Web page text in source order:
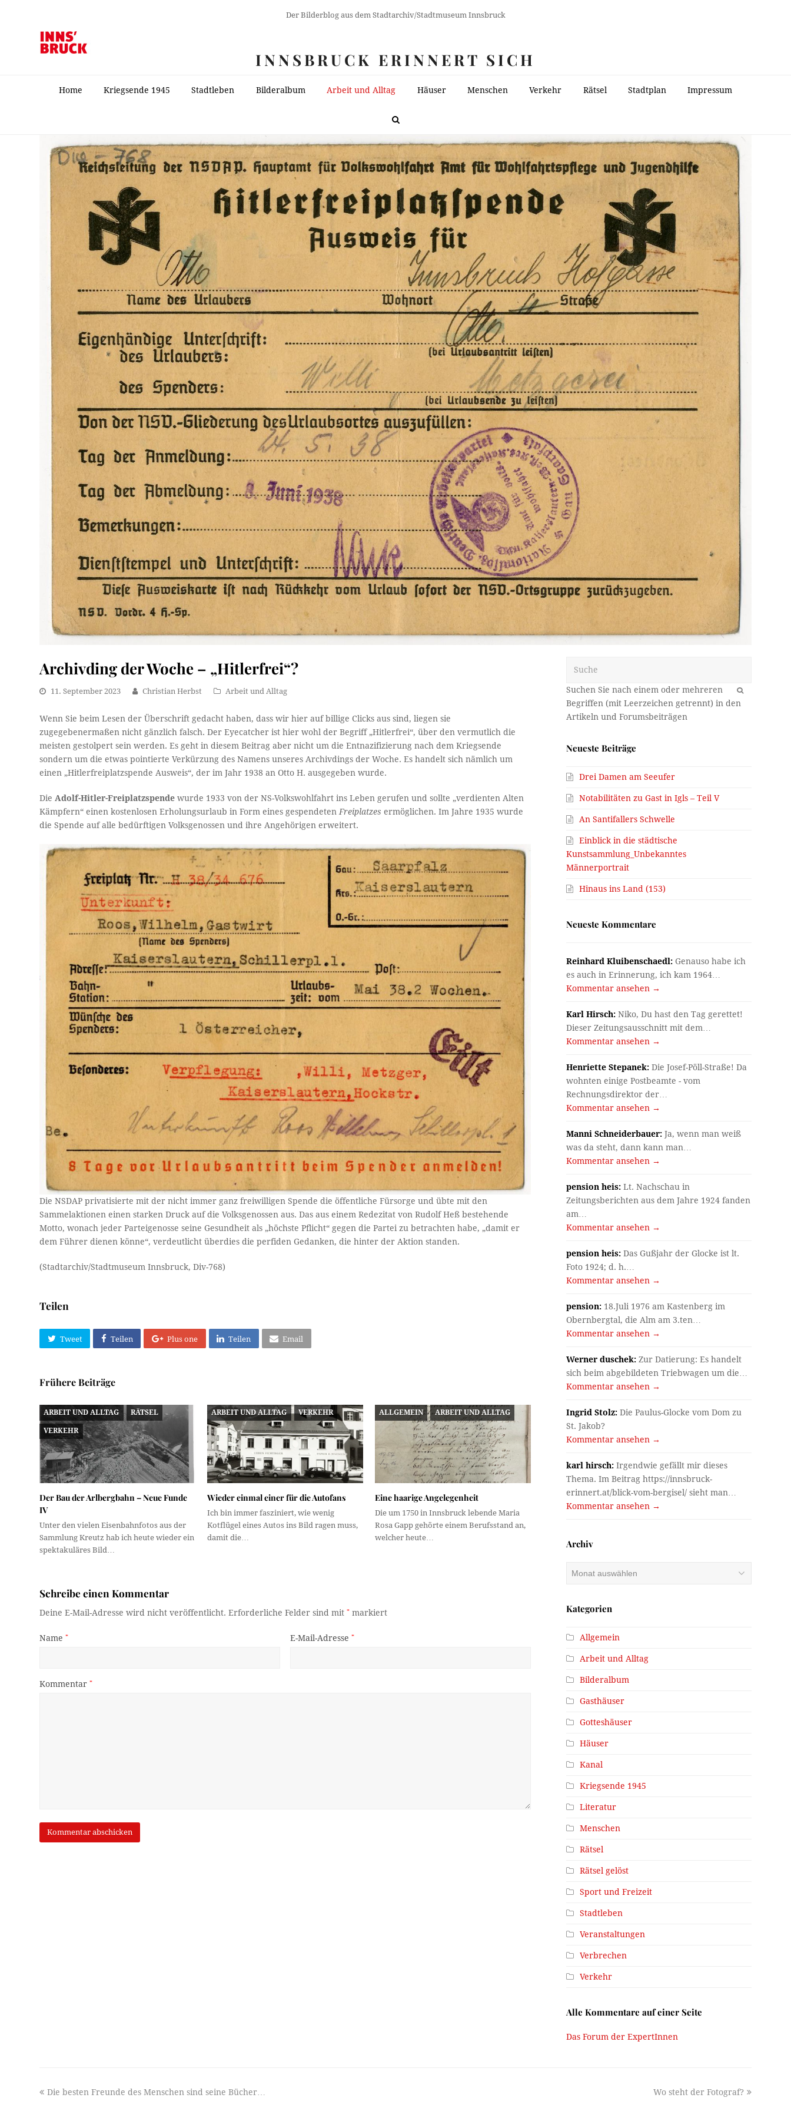
Der Bilderblog aus dem Stadtarchiv/Stadtmuseum Innsbruck
INNSBRUCK ERINNERT SICH
Home Kriegsende 1945 Stadtleben Bilderalbum Arbeit und Alltag Häuser Menschen Verkehr Rätsel Stadtplan Impressum
Archivding der Woche – „Hitlerfrei“?
11. September 2023 Christian Herbst Arbeit und Alltag
Wenn Sie beim Lesen der Überschrift gedacht haben, dass wir hier auf billige Clicks aus sind, liegen sie
zugegebenermaßen nicht gänzlich falsch. Der Eyecatcher ist hier wohl der Begriff „Hitlerfrei“, über den vermutlich die
meisten gestolpert sein werden. Es geht in diesem Beitrag aber nicht um die Entnazifizierung nach dem Kriegsende
sondern um die etwas pointierte Verkürzung des Namens unseres Archivdings der Woche. Es handelt sich nämlich um
einen „Hitlerfreiplatzspende Ausweis“, der im Jahr 1938 an Otto H. ausgegeben wurde.
DieAdolf-Hitler-Freiplatzspende wurde 1933 von der NS-Volkswohlfahrt ins Leben gerufen und sollte „verdienten Alten
Kämpfern“ einen kostenlosen Erholungsurlaub in Form eines gespendetenFreiplatzes ermöglichen. Im Jahre 1935 wurde
die Spende auf alle bedürftigen Volksgenossen und ihre Angehörigen erweitert.
Die NSDAP privatisierte mit der nicht immer ganz freiwilligen Spende die öffentliche Fürsorge und übte mit den
Sammelaktionen einen starken Druck auf die Volksgenossen aus. Das aus einem Redezitat von Rudolf Heß bestehende
Motto, wonach jeder Parteigenosse seine Gesundheit als „höchste Pflicht“ gegen die Partei zu betrachten habe, „damit er
dem Führer dienen könne“, verdeutlicht überdies die perfiden Gedanken, die hinter der Aktion standen.
(Stadtarchiv/Stadtmuseum Innsbruck, Div-768)
Teilen
Tweet Teilen Plus one Teilen Email
Frühere Beiträge
ARBEIT UND ALLTAG RÄTSEL
VERKEHR
Der Bau der Arlbergbahn – Neue Funde
IV
Unter den vielen Eisenbahnfotos aus der
Sammlung Kreutz hab ich heute wieder ein
spektakuläres Bild…
ARBEIT UND ALLTAG VERKEHR
Wieder einmal einer für die Autofans
Ich bin immer fasziniert, wie wenig
Kotflügel eines Autos ins Bild ragen muss,
damit die…
ALLGEMEIN ARBEIT UND ALLTAG
Eine haarige Angelegenheit
Die um 1750 in Innsbruck lebende Maria
Rosa Gapp gehörte einem Berufsstand an,
welcher heute…
Schreibe einen Kommentar
Deine E-Mail-Adresse wird nicht veröffentlicht. Erforderliche Felder sind mit* markiert
Name* E-Mail-Adresse *
Kommentar*
OK
Neueste Beiträge
Drei Damen am Seeufer
Notabilitäten zu Gast in Igls – Teil V
An Santifallers Schwelle
Einblick in die städtische
Kunstsammlung_Unbekanntes
Männerportrait
Hinaus ins Land (153)
Neueste Kommentare
Reinhard Kluibenschaedl: Genauso habe ich
es auch in Erinnerung, ich kam 1964…
Kommentar ansehen →
Karl Hirsch: Niko, Du hast den Tag gerettet!
Dieser Zeitungsausschnitt mit dem…
Kommentar ansehen →
Henriette Stepanek: Die Josef-Pöll-Straße! Da
wohnten einige Postbeamte - vom
Rechnungsdirektor der…
Kommentar ansehen →
Manni Schneiderbauer: Ja, wenn man weiß
was da steht, dann kann man…
Kommentar ansehen →
pension heis: Lt. Nachschau in
Zeitungsberichten aus dem Jahre 1924 fanden
am…
Kommentar ansehen →
pension heis: Das Gußjahr der Glocke ist lt.
Foto 1924; d. h.…
Kommentar ansehen →
pension: 18.Juli 1976 am Kastenberg im
Obernbergtal, die Alm am 3.ten…
Kommentar ansehen →
Werner duschek: Zur Datierung: Es handelt
sich beim abgebildeten Triebwagen um die…
Kommentar ansehen →
Ingrid Stolz: Die Paulus-Glocke vom Dom zu
St. Jakob?
Kommentar ansehen →
karl hirsch: Irgendwie gefällt mir dieses
Thema. Im Beitrag https://innsbruck-
erinnert.at/blick-vom-bergisel/ sieht man…
Kommentar ansehen →
Archiv
Kategorien
Allgemein
Arbeit und Alltag
Bilderalbum
Gasthäuser
Gotteshäuser
Häuser
Kanal
Kriegsende 1945
Literatur
Menschen
Rätsel
Rätsel gelöst
Sport und Freizeit
Stadtleben
Veranstaltungen
Verbrechen
Verkehr
Alle Kommentare auf einer Seite
Das Forum der ExpertInnen
previous
Die besten Freunde des Menschen sind seine Bücher…
next
Wo steht der Fotograf?